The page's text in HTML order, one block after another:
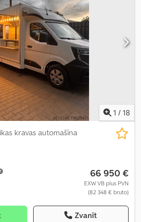
sistēma: tērauds-gaiss
9 100 mm, kopējais platums:
mm , iekraušanas telpas tilpums:
stundas:12 595 h, Aprīkojums:
centrālā atslēga, gaisa
kontrole, retardētājs
1 / 18
kravas automašīna
66 950 €
EXW VB plus PVN
(82 348 € bruto)
Zvanīt